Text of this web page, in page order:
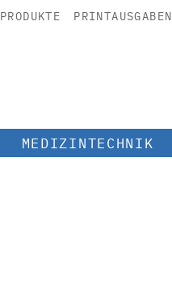
PRODUKTE PRINTAUSGABEN
MEDIZINTECHNIK